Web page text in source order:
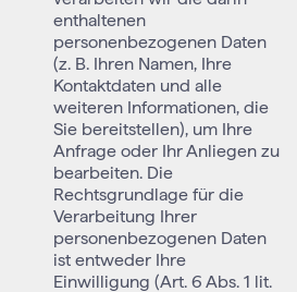
enthaltenen
personenbezogenen Daten
(z. B. Ihren Namen, Ihre
Kontaktdaten und alle
weiteren Informationen, die
Sie bereitstellen), um Ihre
Anfrage oder Ihr Anliegen zu
bearbeiten. Die
Rechtsgrundlage für die
Verarbeitung Ihrer
personenbezogenen Daten
ist entweder Ihre
Einwilligung (Art. 6 Abs. 1 lit.